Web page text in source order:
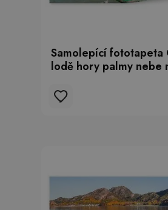
Samolepící fototapeta
lodě hory palmy nebe